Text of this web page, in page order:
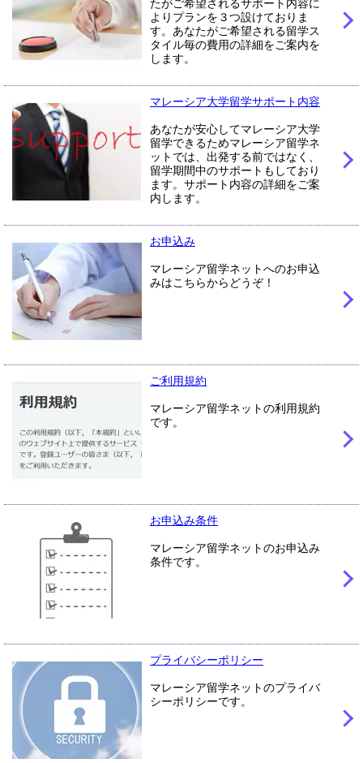
たがご希望されるサポート内容に
よりプランを３つ設けておりま
す。あなたがご希望される留学ス
タイル毎の費用の詳細をご案内を
します。
マレーシア大学留学サポート内容
あなたが安心してマレーシア大学
留学できるためマレーシア留学ネ
ットでは、出発する前ではなく、
留学期間中のサポートもしており
ます。サポート内容の詳細をご案
内します。
お申込み
マレーシア留学ネットへのお申込
みはこちらからどうぞ！
ご利用規約
マレーシア留学ネットの利用規約
です。
お申込み条件
マレーシア留学ネットのお申込み
条件です。
プライバシーポリシー
マレーシア留学ネットのプライバ
シーポリシーです。